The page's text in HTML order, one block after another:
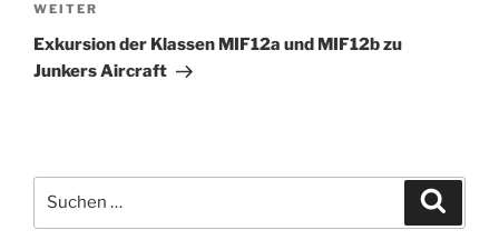
Nächster
Beitrag
WEITER
Exkursion der Klassen MIF12a und MIF12b zu
Junkers Aircraft
nach: